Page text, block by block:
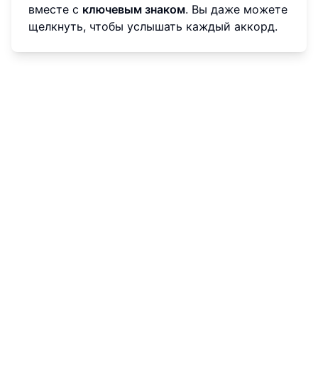
вместе с ключевым знаком. Вы даже можете
щелкнуть, чтобы услышать каждый аккорд.